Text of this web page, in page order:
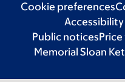
Cookie preferences
Public notices